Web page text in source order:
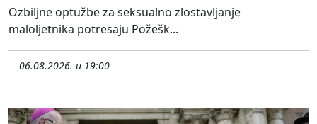
Ozbiljne optužbe za seksualno zlostavljanje
maloljetnika potresaju Požešk...
06.08.2026. u 19:00